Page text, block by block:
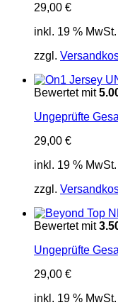
29,00 €
inkl. 19 % MwSt.
zzgl.
Bewertet mit
Ungeprüfte
29,00 €
inkl. 19 % MwSt.
zzgl.
Bewertet mit
Ungeprüfte
29,00 €
inkl. 19 % MwSt.